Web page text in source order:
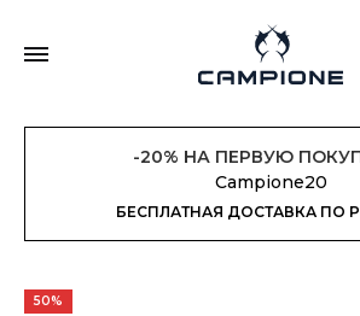
-20% НА ПЕРВУЮ
Campione20
БЕСПЛАТНАЯ ДОСТАВКА ПО
50%